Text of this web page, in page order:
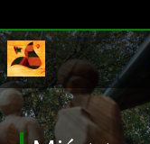
Főoldal